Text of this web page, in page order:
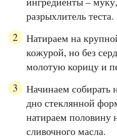
разрыхлитель теста.
Натираем на
кожурой, но без
молотую корицу и
Начинаем собирать
дно стеклянной
натираем
сливочного масла.